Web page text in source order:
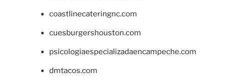
coastlinecateringnc.com
cuesburgershouston.com
psicologiaespecializadaencampeche.com
dmtacos.com